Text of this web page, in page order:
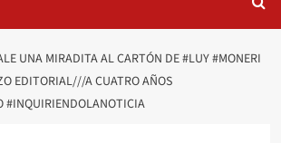
UNA MIRADITA AL CARTÓN DE #LUY #MONERI
EDITORIAL///A CUATRO AÑOS
#INQUIRIENDOLANOTICIA